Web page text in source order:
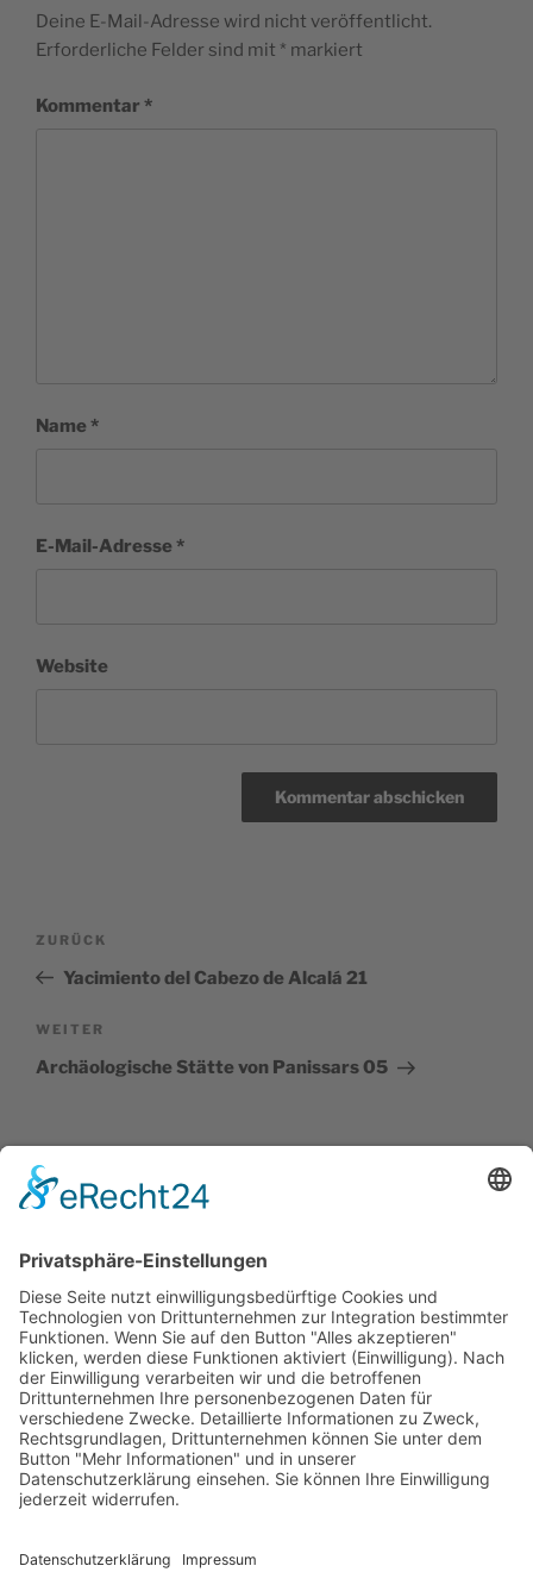
Deine E-Mail-Adresse wird nicht veröffentlicht.
Erforderliche Felder sind mit * markiert
Kommentar *
Name*
E-Mail-Adresse*
Website
Beitragsnavigation
Vorheriger
Beitrag
ZURÜCK
Yacimiento del Cabezo de Alcalá 21
Nächster
Beitrag
WEITER
Archäologische Stätte von Panissars 05
Impressum
Datenschutzerklärung
Cookie-Einstellungen
SUCHE
Suchen
nach: